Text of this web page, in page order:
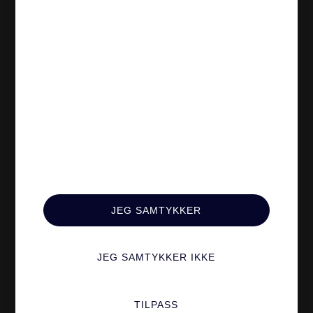
Standard AvtalevilkårJEG SAMTYKKER
JEG SAMTYKKER IKKE
TILPASS